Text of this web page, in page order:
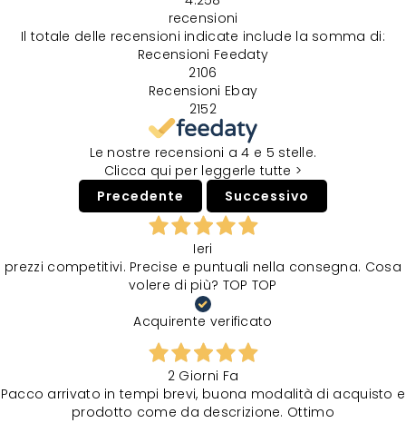
recensioni
Il totale delle recensioni indicate include la somma di:
Recensioni Feedaty
2106
Recensioni Ebay
2152
Le nostre recensioni a 4 e 5 stelle.
Clicca qui per leggerle tutte >
Precedente
Successivo
Ieri
prezzi competitivi. Precise e puntuali nella consegna. Cosa
volere di più? TOP TOP
Acquirente verificato
2 Giorni Fa
Pacco arrivato in tempi brevi, buona modalità di acquisto e
prodotto come da descrizione. Ottimo